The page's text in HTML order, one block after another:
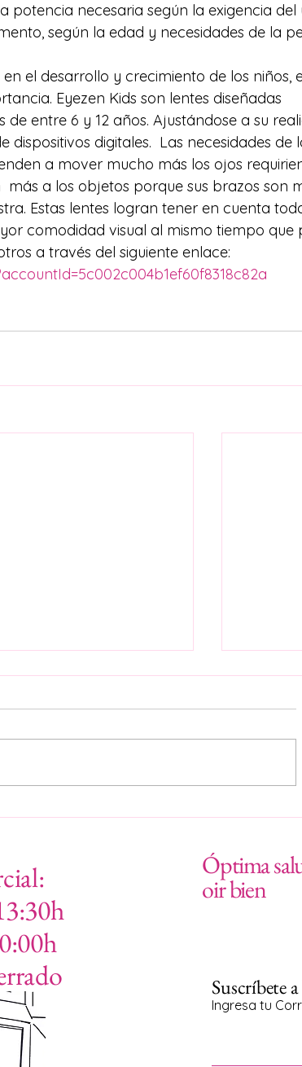
necesaria según la exigencia del
según la edad y necesidades de la
el desarrollo y crecimiento de los niños,
Eyezen Kids son lentes diseñadas
entre 6 y 12 años. Ajustándose a su
digitales.  Las necesidades de
a mover mucho más los ojos
más a los objetos porque sus brazos son
Estas lentes logran tener en cuenta
comodidad visual al mismo tiempo que
a través del siguiente enlace:
🕶️ Gafas
Óptima
Óptima
oir bien
Suscríbete
Ingresa tu